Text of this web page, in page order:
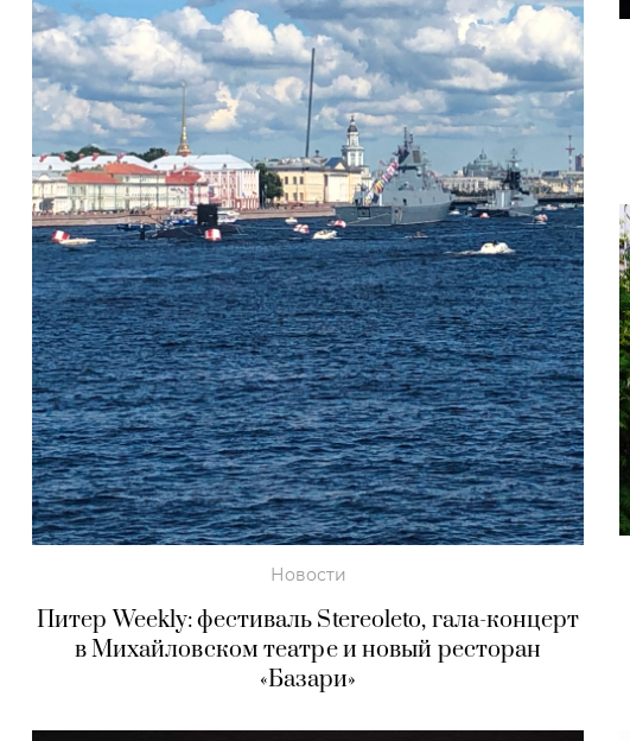
Новости
Питер Weekly: фестиваль Stereoleto, гала-концерт
в Михайловском театре и новый ресторан
«Базари»